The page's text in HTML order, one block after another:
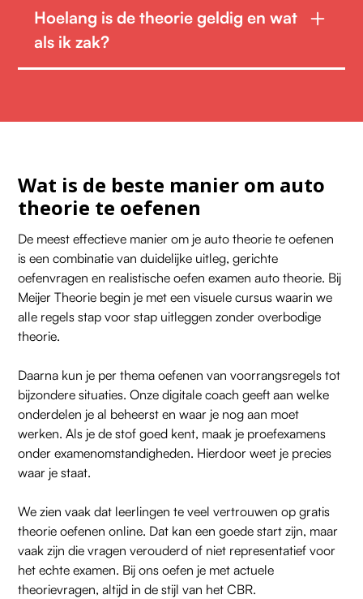
je bij de aanmeldzuil met reserveringsnummer en leg
je je spullen in een kluisje; alleen je identificatiebewijs
(met actuele persoonsgegevens conform BRP) is
Hoelang is de theorie geldig en wat
als ik zak?
betalen
, zonder wachttijd. Houd daarbij rekening
met je fouten, deze ontvang je per mail zodat je
gericht kunt oefenen voor een nieuw examen
Wat is de beste manier om auto
theorie te oefenen
De meest effectieve manier om je auto theorie te oefenen
is een combinatie van duidelijke uitleg, gerichte
oefenvragen en realistischeoefen examen auto theorie. Bij
Meijer Theorie begin je met een visuele cursus waarin we
alle regels stap voor stap uitleggen zonder overbodige
theorie.
Daarna kun je per thema oefenen van voorrangsregels tot
bijzondere situaties. Onze digitale coach geeft aan welke
onderdelen je al beheerst en waar je nog aan moet
werken. Als je de stof goed kent, maak je proefexamens
onder examenomstandigheden. Hierdoor weet je precies
waar je staat.
We zien vaak dat leerlingen te veel vertrouwen op gratis
theorie oefenen online. Dat kan een goede start zijn, maar
vaak zijn die vragen verouderd of niet representatief voor
het echte examen. Bij ons oefen je met actuele
theorievragen, altijd in de stijl van het CBR.